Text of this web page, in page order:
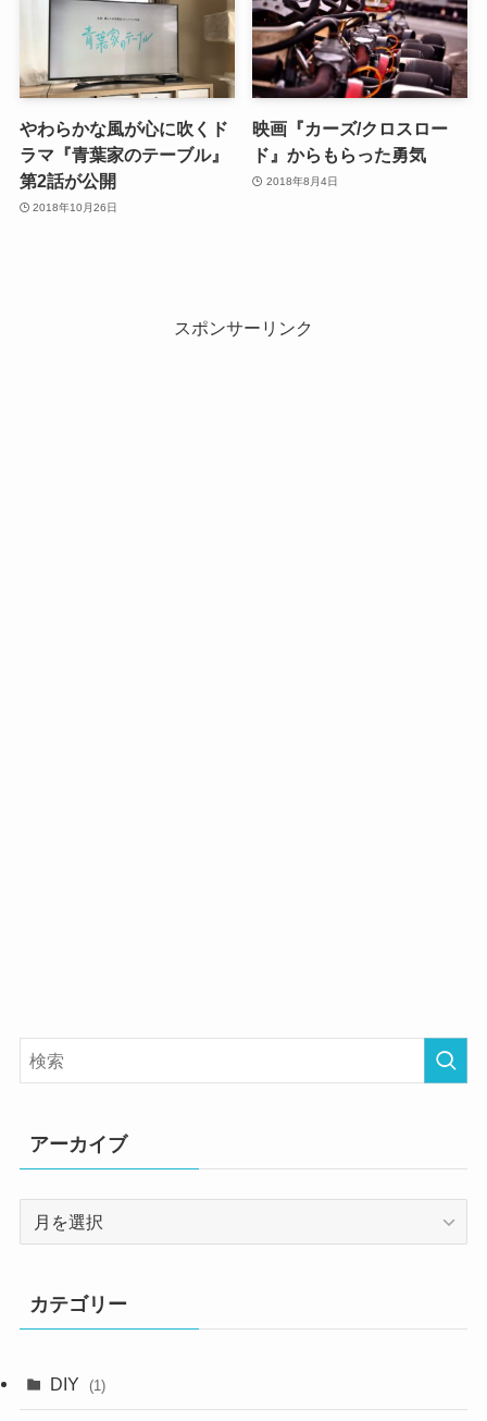
やわらかな風が心に吹くド
ラマ『青葉家のテーブル』
第2話が公開
2018年10月26日
映画『カーズ/クロスロー
ド』からもらった勇気
2018年8月4日
スポンサーリンク
アーカイブ
ブ
カテゴリー
DIY (1)